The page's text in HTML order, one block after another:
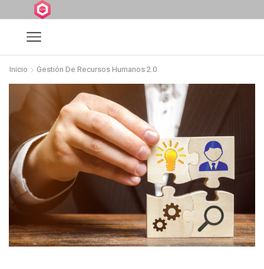
Inicio Gestión De Recursos Humanos 2.0